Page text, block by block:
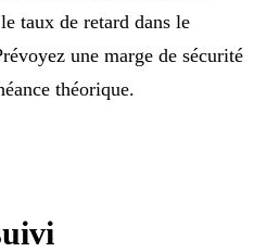
taux de retard dans le
une marge de sécurité
théorique.